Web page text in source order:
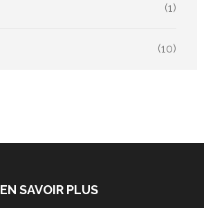
(1)
(10)
EN SAVOIR PLUS